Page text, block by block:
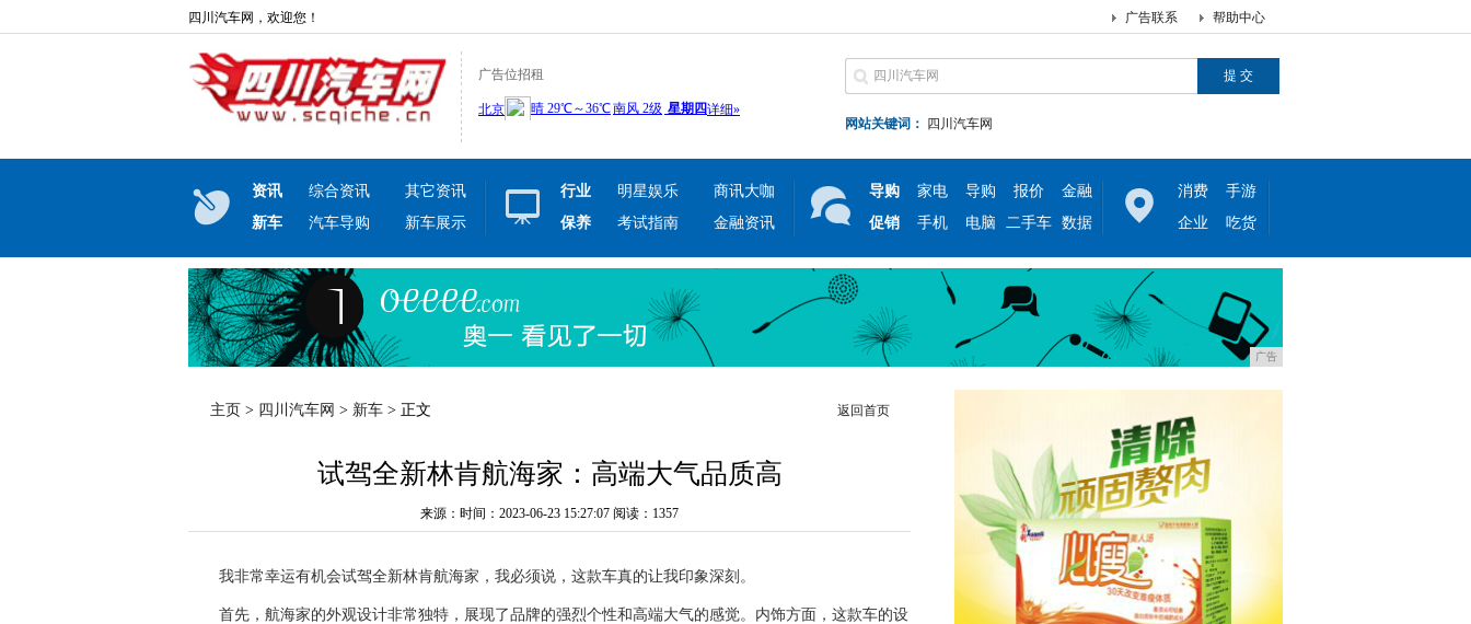
四川汽车网，欢迎您！ 帮助中心
广告联系
广告位招租
网站关键词： 四川汽车网
资讯 综合资讯
其它资讯
新车
汽车导购 新车展示
行业 明星娱乐
商讯大咖
保养
考试指南 金融资讯
导购 家电 导购 报价
金融
促销
手机 电脑 二手车 数据
消费
手游
企业
吃货
广告
主页 > 四川汽车网 > 新车 > 正文 返回首页
试驾全新林肯航海家：高端大气品质高
来源：时间：2023-06-23 15:27:07 阅读：1357
我非常幸运有机会试驾全新林肯航海家，我必须说，这款车真的让我印象深刻。
首先，航海家的外观设计非常独特，展现了品牌的强烈个性和高端大气的感觉。内饰方面，这款车的设